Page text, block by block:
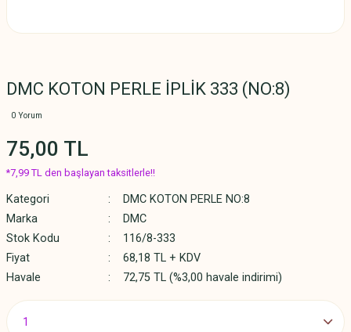
DMC KOTON PERLE İPLİK 333 (NO:8)
0 Yorum
75,00 TL
*7,99 TL den başlayan taksitlerle!!
Kategori
DMC KOTON PERLE NO:8
Marka
DMC
Stok Kodu
116/8-333
Fiyat
68,18 TL + KDV
Havale
72,75 TL (%3,00 havale indirimi)